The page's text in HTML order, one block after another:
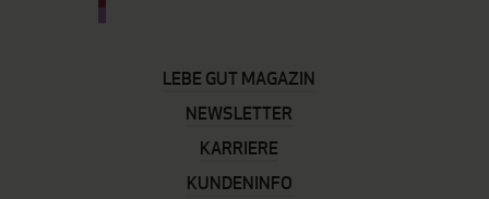
LEBE GUT MAGAZIN
NEWSLETTER
KARRIERE
KUNDENINFO